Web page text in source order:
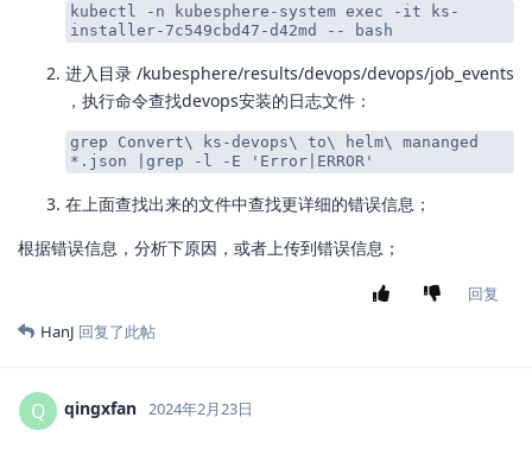
kubectl -n kubesphere-system exec -it ks-
installer-7c549cbd47-d42md -- bash
进入目录 /kubesphere/results/devops/devops/job_events
，执行命令查找devops安装的日志文件：
grep Convert\ ks-devops\ to\ helm\ mananged
*.json |grep -l -E 'Error|ERROR'
在上面查找出来的文件中查找更详细的错误信息；
根据错误信息，分析下原因，或者上传到错误信息；
回复
HanJ 回复了此帖
Q qingxfan 2024年2月23日